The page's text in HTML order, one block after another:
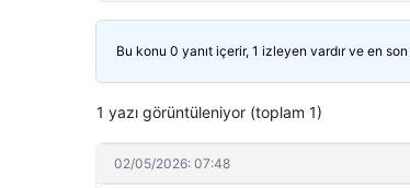
Bu konu 0 yanıt içerir, 1 izleyen vardır ve en son
1 yazı görüntüleniyor (toplam 1)
02/05/2026: 07:48